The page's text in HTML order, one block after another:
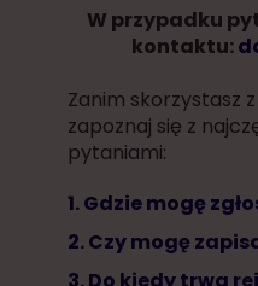
W przypadku
kontaktu:
Zanim skorzystasz
zapoznaj się z
pytaniami:
1. Gdzie mogę
2. Czy mogę